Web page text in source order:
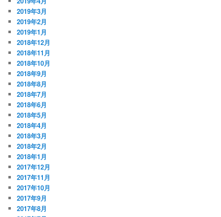
2019年3月
2019年2月
2019年1月
2018年12月
2018年11月
2018年10月
2018年9月
2018年8月
2018年7月
2018年6月
2018年5月
2018年4月
2018年3月
2018年2月
2018年1月
2017年12月
2017年11月
2017年10月
2017年9月
2017年8月